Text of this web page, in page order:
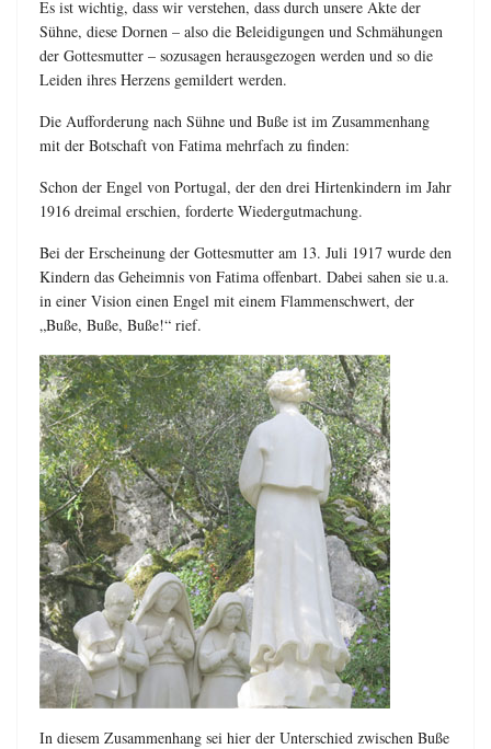
Es ist wichtig, dass wir verstehen, dass durch unsere Akte der
Sühne, diese Dornen – also die Beleidigungen und Schmähungen
der Gottesmutter – sozusagen herausgezogen werden und so die
Leiden ihres Herzens gemildert werden.
Die Aufforderung nach Sühne und Buße ist im Zusammenhang
mit der Botschaft von Fatima mehrfach zu finden:
Schon der Engel von Portugal, der den drei Hirtenkindern im Jahr
1916 dreimal erschien, forderte Wiedergutmachung.
Bei der Erscheinung der Gottesmutter am 13. Juli 1917 wurde den
Kindern das Geheimnis von Fatima offenbart. Dabei sahen sie u.a.
in einer Vision einen Engel mit einem Flammenschwert, der
„Buße, Buße, Buße!“ rief.
In diesem Zusammenhang sei hier der Unterschied zwischen Buße